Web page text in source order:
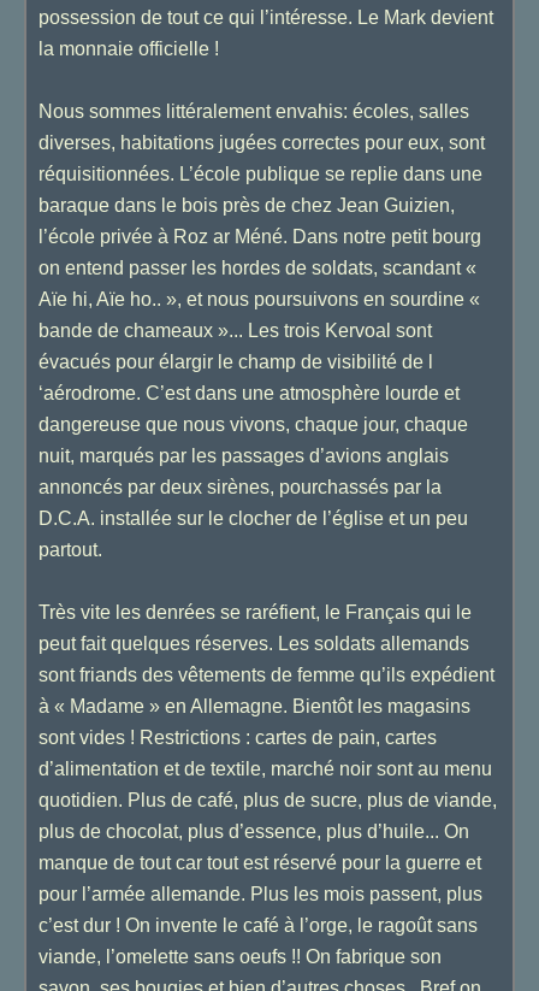
possession de tout ce qui l’intéresse. Le Mark devient
la monnaie officielle !
Nous sommes littéralement envahis: écoles, salles
diverses, habitations jugées correctes pour eux, sont
réquisitionnées. L’école publique se replie dans une
baraque dans le bois près de chez Jean Guizien,
l’école privée à Roz ar Méné. Dans notre petit bourg
on entend passer les hordes de soldats, scandant «
Aïe hi, Aïe ho.. », et nous poursuivons en sourdine «
bande de chameaux »... Les trois Kervoal sont
évacués pour élargir le champ de visibilité de l
‘aérodrome. C’est dans une atmosphère lourde et
dangereuse que nous vivons, chaque jour, chaque
nuit, marqués par les passages d’avions anglais
annoncés par deux sirènes, pourchassés par la
D.C.A. installée sur le clocher de l’église et un peu
partout.
Très vite les denrées se raréfient, le Français qui le
peut fait quelques réserves. Les soldats allemands
sont friands des vêtements de femme qu’ils expédient
à « Madame » en Allemagne. Bientôt les magasins
sont vides ! Restrictions : cartes de pain, cartes
d’alimentation et de textile, marché noir sont au menu
quotidien. Plus de café, plus de sucre, plus de viande,
plus de chocolat, plus d’essence, plus d’huile... On
manque de tout car tout est réservé pour la guerre et
pour l’armée allemande. Plus les mois passent, plus
c’est dur ! On invente le café à l’orge, le ragoût sans
viande, l’omelette sans oeufs !! On fabrique son